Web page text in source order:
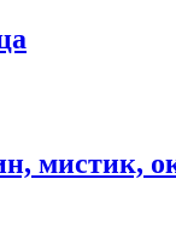
мистик,